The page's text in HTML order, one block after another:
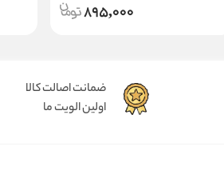
895,000
ضمانت اصالت کالا
اولین الویت ما